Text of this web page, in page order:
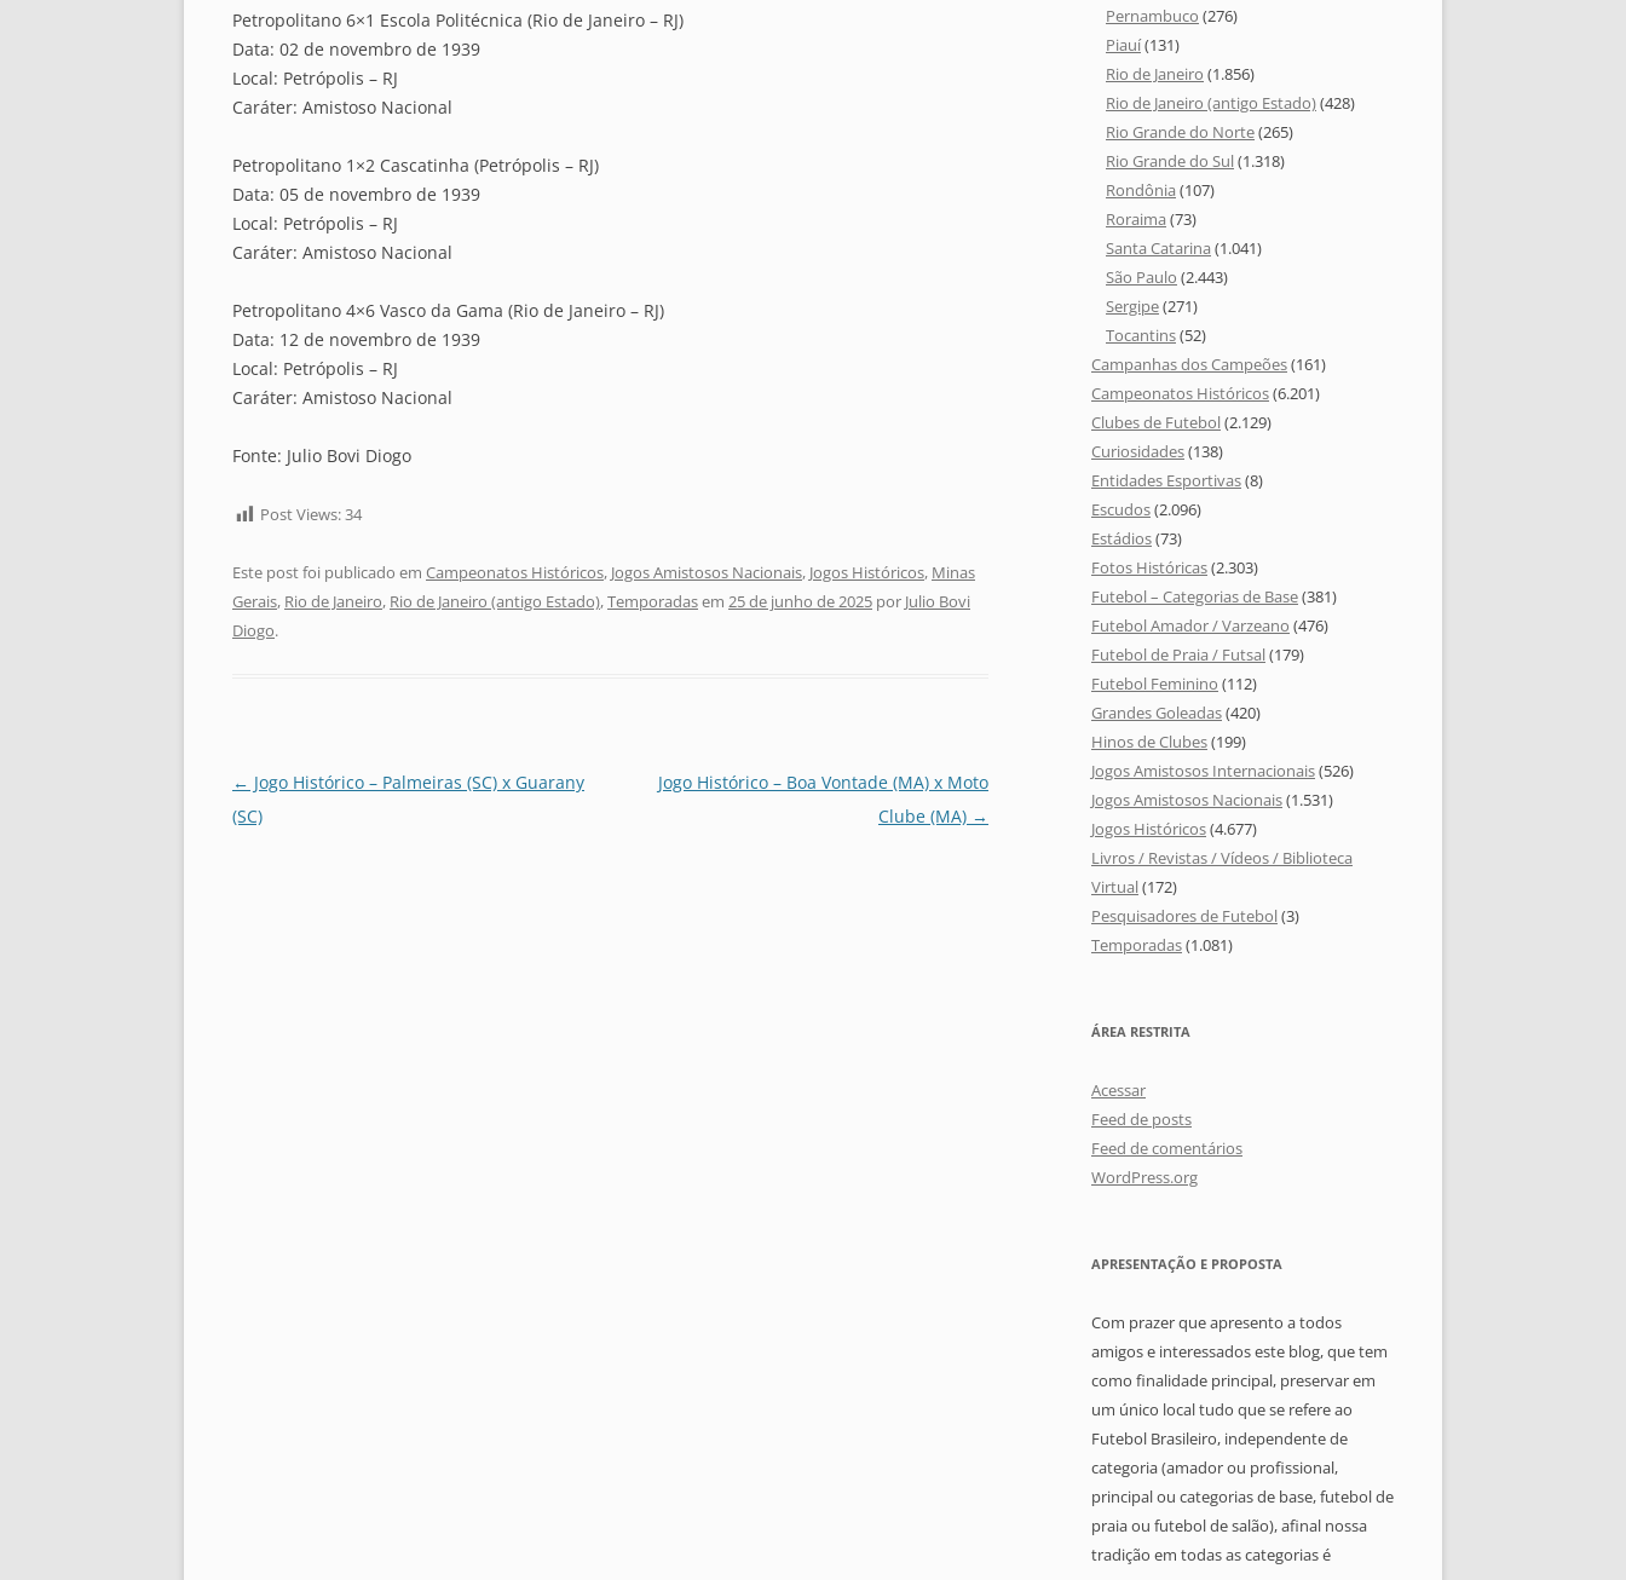
Petropolitano 6×1 Escola Politécnica (Rio de Janeiro – RJ)
Data: 02 de novembro de 1939
Local: Petrópolis – RJ
Caráter: Amistoso Nacional
Petropolitano 1×2 Cascatinha (Petrópolis – RJ)
Data: 05 de novembro de 1939
Local: Petrópolis – RJ
Caráter: Amistoso Nacional
Petropolitano 4×6 Vasco da Gama (Rio de Janeiro – RJ)
Data: 12 de novembro de 1939
Local: Petrópolis – RJ
Caráter: Amistoso Nacional
Fonte: Julio Bovi Diogo
Post Views:34
Este post foi publicado em Campeonatos Históricos, Jogos Amistosos Nacionais, Jogos Históricos, Minas
Gerais, Rio de Janeiro, Rio de Janeiro (antigo Estado),Temporadasem 25 de junho de 2025 por Julio Bovi
Diogo.
Navegação
de
← Jogo Histórico – Palmeiras (SC) x Guarany
(SC)
Jogo Histórico – Boa Vontade (MA) x Moto
Clube (MA) →
Pernambuco (276)
Piauí(131)
Rio de Janeiro (1.856)
Rio de Janeiro (antigo Estado)(428)
Rio Grande do Norte(265)
Rio Grande do Sul(1.318)
Rondônia (107)
Roraima (73)
Santa Catarina (1.041)
São Paulo (2.443)
Sergipe(271)
Tocantins(52)
Campanhas dos Campeões(161)
Campeonatos Históricos(6.201)
Clubes de Futebol(2.129)
Curiosidades(138)
Entidades Esportivas(8)
Escudos(2.096)
Estádios(73)
Fotos Históricas(2.303)
Futebol – Categorias de Base(381)
Futebol Amador / Varzeano (476)
Futebol de Praia / Futsal(179)
Futebol Feminino (112)
Grandes Goleadas(420)
Hinos de Clubes(199)
Jogos Amistosos Internacionais(526)
Jogos Amistosos Nacionais(1.531)
Jogos Históricos(4.677)
Livros / Revistas / Vídeos / Biblioteca
Virtual(172)
Pesquisadores de Futebol(3)
Temporadas(1.081)
ÁREA RESTRITA
Acessar
Feed de posts
Feed de comentários
WordPress.org
APRESENTAÇÃO E PROPOSTA
Com prazer que apresento a todos
amigos e interessados este blog, que tem
como finalidade principal, preservar em
um único local tudo que se refere ao
Futebol Brasileiro, independente de
categoria (amador ou profissional,
principal ou categorias de base, futebol de
praia ou futebol de salão), afinal nossa
tradição em todas as categorias é